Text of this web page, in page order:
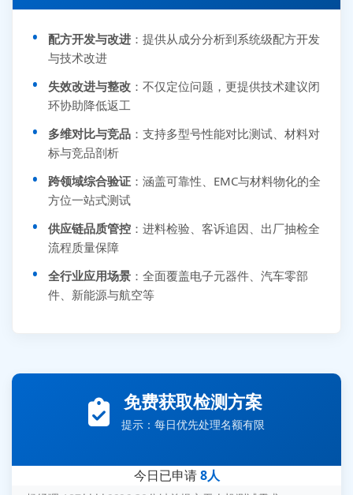
配方开发与改进 ：提供从成分分析到系统级配方开发
与技术改进
失效改进与整改 ：不仅定位问题，更提供技术建议闭
环协助降低返工
多维对比与竞品 ：支持多型号性能对比测试、材料对
标与竞品剖析
跨领域综合验证 ：涵盖可靠性、EMC与材料物化的全
方位一站式测试
供应链品质管控 ：进料检验、客诉追因、出厂抽检全
流程质量保障
全行业应用场景 ：全面覆盖电子元器件、汽车零部
件、新能源与航空等
免费获取检测方案
提示：每日优先处理名额有限
今日已申请8人
赵总 135****7688 12分钟前提交芯片失效分析需求
杨经理 187****6696 30分钟前提交无人机测试需求